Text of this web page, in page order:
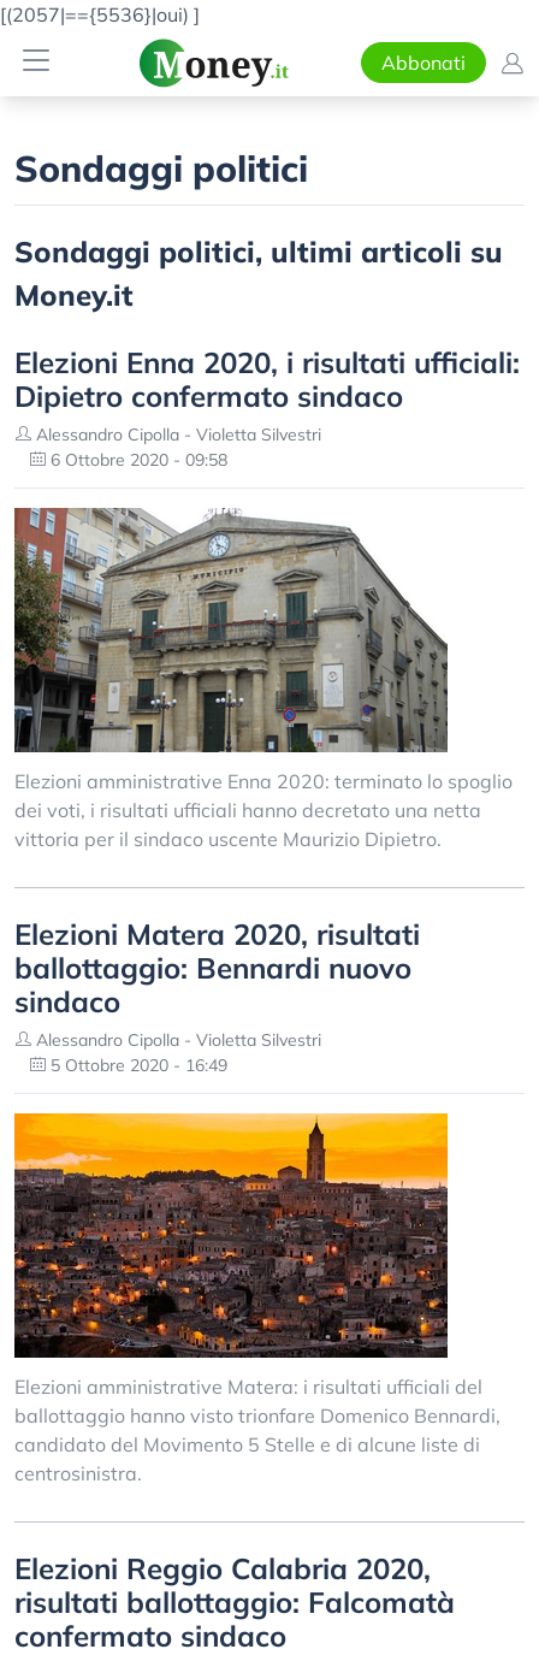
[(2057|=={5536}|oui) ]
Abbonati
Sondaggi politici
Sondaggi politici, ultimi articoli su
Money.it
Elezioni Enna 2020, i risultati ufficiali:
Dipietro confermato sindaco
Alessandro Cipolla - Violetta Silvestri
6 Ottobre 2020 - 09:58
Elezioni amministrative Enna 2020: terminato lo spoglio
dei voti, i risultati ufficiali hanno decretato una netta
vittoria per il sindaco uscente Maurizio Dipietro.
Elezioni Matera 2020, risultati
ballottaggio: Bennardi nuovo
sindaco
Alessandro Cipolla - Violetta Silvestri
5 Ottobre 2020 - 16:49
Elezioni amministrative Matera: i risultati ufficiali del
ballottaggio hanno visto trionfare Domenico Bennardi,
candidato del Movimento 5 Stelle e di alcune liste di
centrosinistra.
Elezioni Reggio Calabria 2020,
risultati ballottaggio: Falcomatà
confermato sindaco